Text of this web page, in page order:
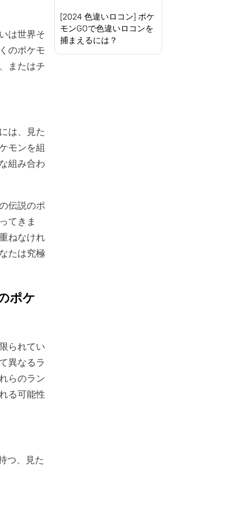
は世界そ
のポケモ
またはチ
は、見た
モンを組
組み合わ
伝説のポ
てきま
ねなけれ
たは究極
ポケ
られてい
異なるラ
らのラン
る可能性
つ、見た
[2024 色違いロコン] ポケ
モンGOで色違いロコンを
捕まえるには？